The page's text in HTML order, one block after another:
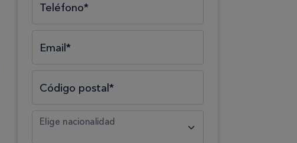
Teléfono*
Email*
Código postal*
Elige nacionalidad